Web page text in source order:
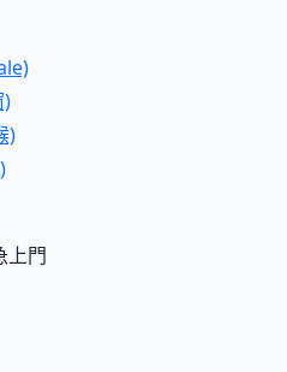
)
)
上門